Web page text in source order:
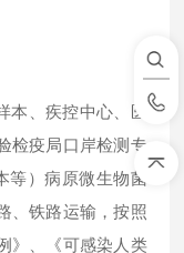
本、疾控中心、医
检疫局口岸检测专
等）病原微生物菌
、铁路运输，按照
》、《可感染人类